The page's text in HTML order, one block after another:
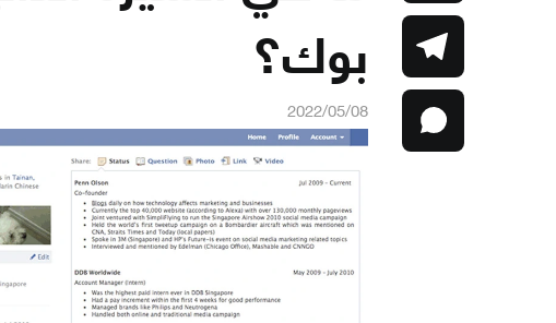
بوك؟
2022/05/08